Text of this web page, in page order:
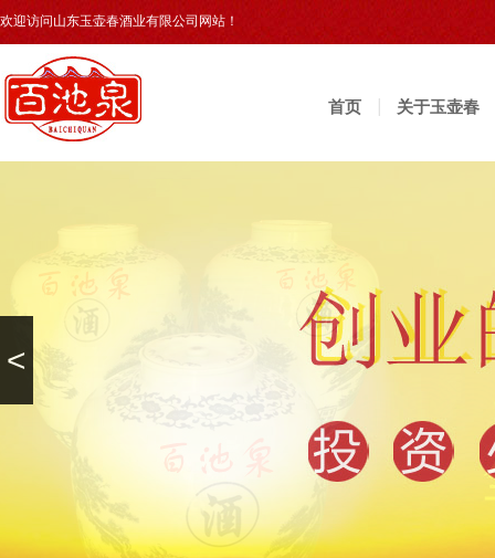
欢迎访问山东玉壶春酒业有限公司网站！
首页 关于玉壶春
<